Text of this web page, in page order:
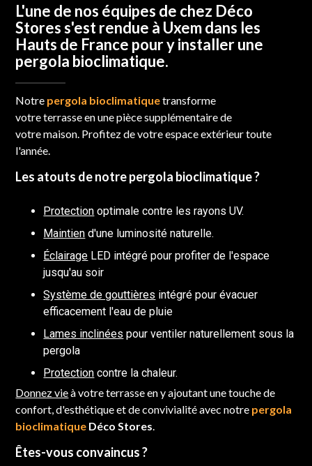
L'une de nos équipes de chez Déco
Stores s'est rendue à Uxem dans les
Hauts de France pour y installer une
pergola bioclimatique.
Notre pergola bioclimatiquetransforme
votre terrasse en une pièce supplémentaire de
votre maison. Profitez de votre espace extérieur toute
l'année.
Les atouts de notre pergola bioclimatique ?
Protection optimale contre les rayons UV.
Maintien d'une luminosité naturelle.
Éclairage LED intégré pour profiter de l'espace
jusqu'au soir
Système de gouttières intégré pour évacuer
efficacement l'eau de pluie
Lames inclinées pour ventiler naturellement sous la
pergola
Protection contre la chaleur.
Donnez vieà votre terrasse en y ajoutant une touche de
confort, d'esthétique et de convivialité avec notre pergola
bioclimatique Déco Stores
Êtes-vous convaincus ?